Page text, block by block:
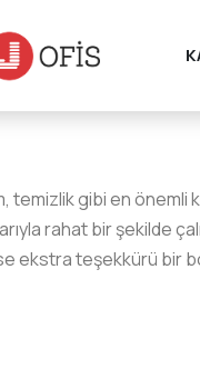
temizlik gibi en
rahat bir şekilde
ekstra teşekkürü bir